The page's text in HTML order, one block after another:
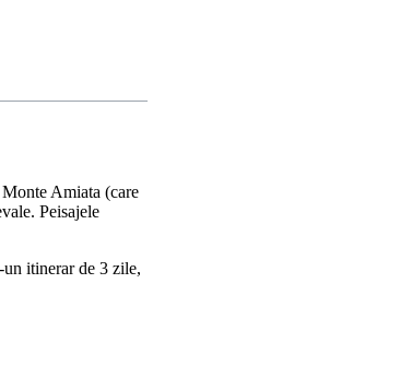
Amiata (care
Peisajele
itinerar de 3 zile,